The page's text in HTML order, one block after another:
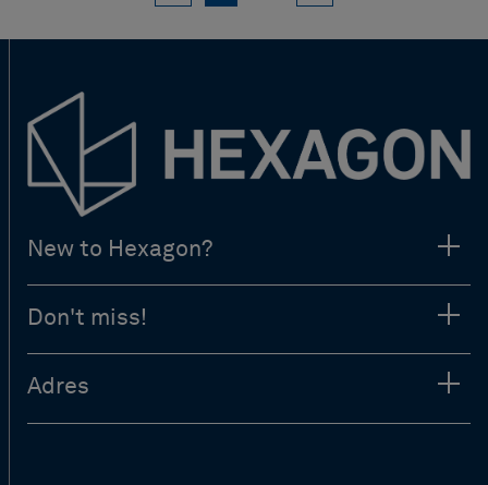
New to Hexagon?
Don't miss!
Adres